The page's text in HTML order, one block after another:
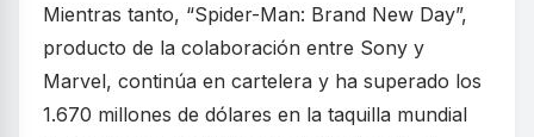
Mientras tanto, “Spider-Man: Brand New Day”,
producto de la colaboración entre Sony y
Marvel, continúa en cartelera y ha superado los
1.670 millones de dólares en la taquilla mundial